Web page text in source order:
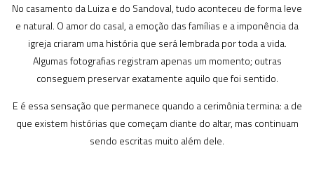
No casamento da Luiza e do Sandoval, tudo aconteceu de forma leve
e natural. O amor do casal, a emoção das famílias e a imponência da
igreja criaram uma história que será lembrada por toda a vida.
Algumas fotografias registram apenas um momento; outras
conseguem preservar exatamente aquilo que foi sentido.
E é essa sensação que permanece quando a cerimônia termina: a de
que existem histórias que começam diante do altar, mas continuam
sendo escritas muito além dele.